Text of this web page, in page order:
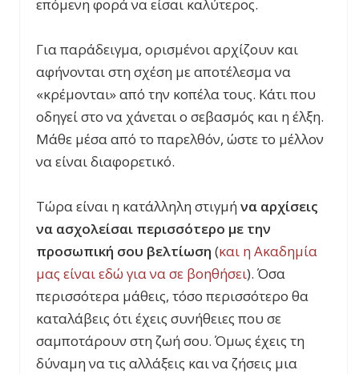
επόμενη φορά να είσαι καλύτερος.
Για παράδειγμα, ορισμένοι αρχίζουν και
αφήνονται στη σχέση με αποτέλεσμα να
«κρέμονται» από την κοπέλα τους. Κάτι που
οδηγεί στο να χάνεται ο σεβασμός και η έλξη.
Μάθε μέσα από το παρελθόν, ώστε το μέλλον
να είναι διαφορετικό.
Τώρα είναι η κατάλληλη στιγμή να αρχίσεις
να ασχολείσαι περισσότερο με την
προσωπική σου βελτίωση (και η Ακαδημία
μας είναι εδώ για να σε βοηθήσει). Όσα
περισσότερα μάθεις, τόσο περισσότερο θα
καταλάβεις ότι έχεις συνήθειες που σε
σαμποτάρουν στη ζωή σου. Όμως έχεις τη
δύναμη να τις αλλάξεις και να ζήσεις μια